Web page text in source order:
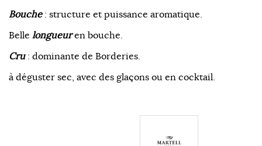
Bouche: structure et puissance aromatique.
Belle longueuren bouche.
Cru : dominante de Borderies.
à déguster sec, avec des glaçons ou en cocktail.